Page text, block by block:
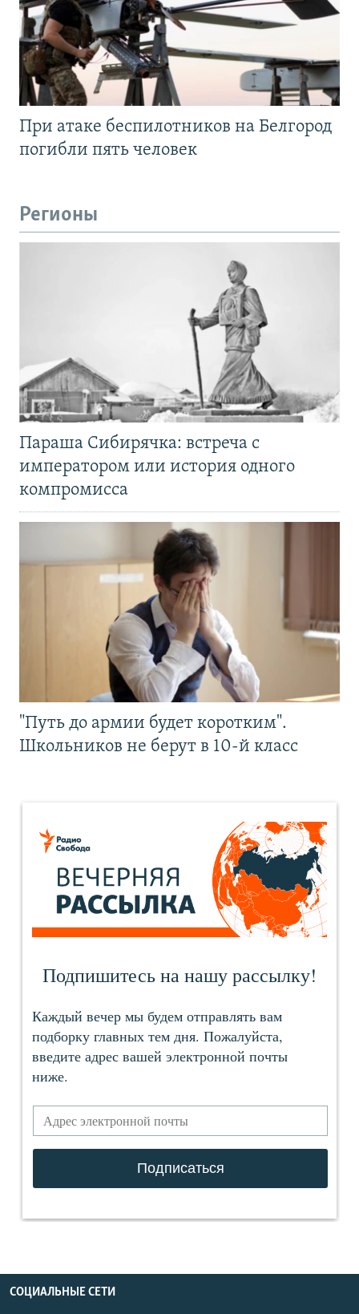
При атаке беспилотников на Белгород
погибли пять человек
Регионы
Параша Сибирячка: встреча с
императором или история одного
компромисса
"Путь до армии будет коротким".
Школьников не берут в 10-й класс
СОЦИАЛЬНЫЕ СЕТИ